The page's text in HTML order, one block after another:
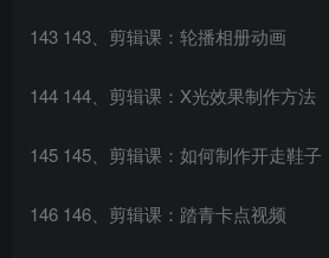
143 143、剪辑课：轮播相册动画
144 144、剪辑课：X光效果制作方法
145 145、剪辑课：如何制作开走鞋子
146 146、剪辑课：踏青卡点视频